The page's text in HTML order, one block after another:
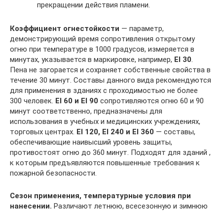
прекращении действия пламени.
Коэффициент огнестойкости — параметр,
демонстрирующий время сопротивления открытому
огню при температуре в 1000 градусов, измеряется в
минутах, указывается в маркировке, например, EI 30.
Пена не загорается и сохраняет собственные свойства в
течение 30 минут. Составы данного вида рекомендуются
для применения в зданиях с проходимостью не более
300 человек. EI 60 и EI 90 сопротивляются огню 60 и 90
минут соответственно, предназначены для
использования в учебных и медицинских учреждениях,
торговых центрах. EI 120, EI 240 и EI 360 — составы,
обеспечивающие наивысший уровень защиты,
противостоят огню до 360 минут. Подходят для зданий ,
к которым предъявляются повышенные требования к
пожарной безопасности.
Сезон применения, температурные условия при
нанесении. Различают летнюю, всесезонную и зимнюю